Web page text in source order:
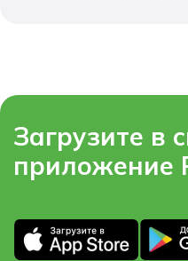
Загрузите в
приложение